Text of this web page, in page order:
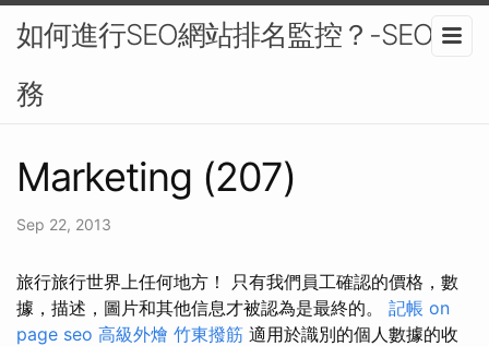
如何進行SEO網站排名監控？-SEO服
務
Marketing (207)
Sep 22, 2013
旅行旅行世界上任何地方！ 只有我們員工確認的價格，數
據，描述，圖片和其他信息才被認為是最終的。 記帳 on
page seo 高級外燴 竹東撥筋 適用於識別的個人數據的收